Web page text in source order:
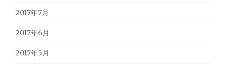
2017年7月
2017年6月
2017年5月